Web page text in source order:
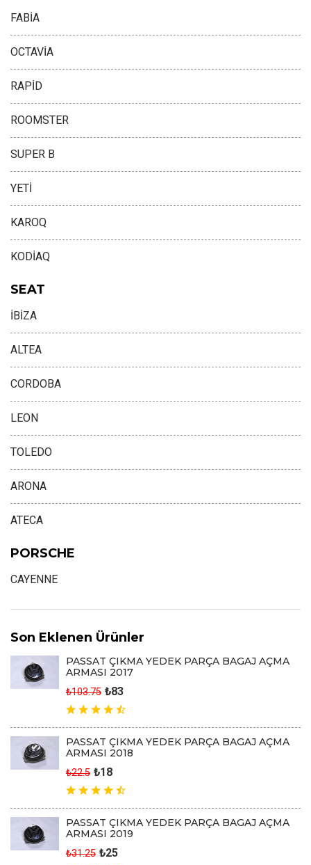
FABİA
OCTAVİA
RAPİD
ROOMSTER
SUPER B
YETİ
KAROQ
KODİAQ
SEAT
İBİZA
ALTEA
CORDOBA
LEON
TOLEDO
ARONA
ATECA
PORSCHE
CAYENNE
Son Eklenen Ürünler
PASSAT ÇIKMA YEDEK PARÇA BAGAJ AÇMA
ARMASI 2017
₺103.75 ₺83
PASSAT ÇIKMA YEDEK PARÇA BAGAJ AÇMA
ARMASI 2018
₺22.5 ₺18
PASSAT ÇIKMA YEDEK PARÇA BAGAJ AÇMA
ARMASI 2019
₺31.25 ₺25